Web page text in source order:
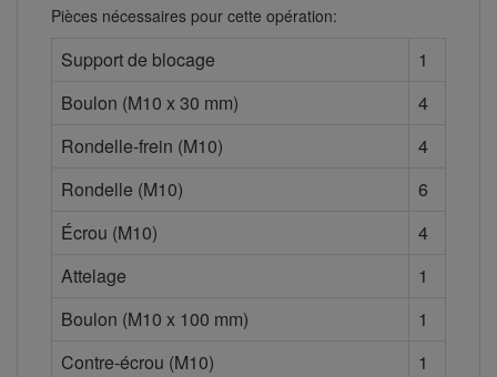
Pièces nécessaires pour cette opération:
Support de blocage
1
Boulon (M10 x 30 mm)
4
Rondelle-frein (M10)
4
Rondelle (M10)
6
Écrou (M10)
4
Attelage
1
Boulon (M10 x 100 mm)
1
Contre-écrou (M10)
1